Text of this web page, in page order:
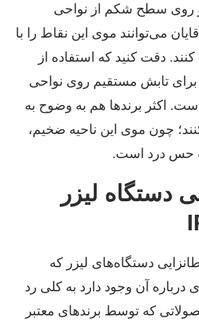
و روی سطح شکم از نواحی
می‌توانند موی این نقاط را با
دقت کنید که استفاده از
برای تابش مستقیم روی نواحی
اکثر برندها هم به وضوح به
چون موی این ناحیه ضخیم،
حس درد است.
دستگاه لیزر
دستگاه‌های لیزر که
درباره آن وجود دارد به کلی رد
که توسط برندهای معتبر